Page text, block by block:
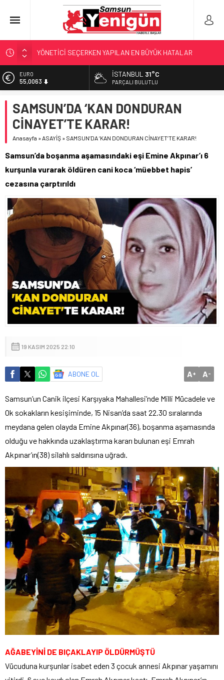
YÖNETİCİ SEÇERKEN YAPILAN EN BÜYÜK HATALAR
GERİ SAYIM BAŞLADI
SAMSUNSPOR’DA HEDEF 5’İNCİLİK!
‘BAFRA’YA YATIRIM YAPIN!’
EURO
55,0063
6.543,59
BİST
13.798,82
47,7010
İSTANBUL 31°C
PARÇALI BULUTLU
SAMSUN’DA ‘KAN DONDURAN
CİNAYET’TE KARAR!
Anasayfa »ASAYİŞ » SAMSUN’DA ‘KAN DONDURAN CİNAYET’TE KARAR!
Samsun’da boşanma aşamasındaki eşi Emine Akpınar’ı 6
kurşunla vurarak öldüren cani koca ‘müebbet hapis’
cezasına çarptırıldı
19 KASIM 2025 22:10
ABONE OL A+ A-
Samsun’un Canik ilçesi Karşıyaka Mahallesi’nde Milli Mücadele ve
Ok sokakların kesişiminde, 15 Nisan’da saat 22.30 sıralarında
meydana gelen olayda Emine Akpınar(36), boşanma aşamasında
olduğu ve hakkında uzaklaştırma kararı bulunan eşi Emrah
Akpınar’ın(38) silahlı saldırısına uğradı.
AĞABEYİNİ DE BIÇAKLAYIP ÖLDÜRMÜŞTÜ
Vücuduna kurşunlar isabet eden 3 çocuk annesi Akpınar yaşamını